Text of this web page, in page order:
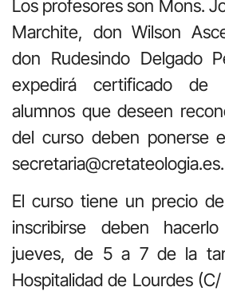
Los profesores son Mons.
Marchite, don Wilson
don Rudesindo Delgado
expedirá certificado de
alumnos que deseen
del curso deben ponerse
secretaria@cretateologia.es.
El curso tiene un precio
inscribirse deben
jueves, de 5 a 7 de la
Hospitalidad de Lourdes